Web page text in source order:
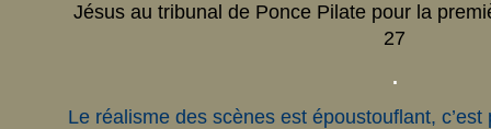
Jésus au tribunal de Ponce Pilate pour la
27
.
Le réalisme des scènes est époustouflant,